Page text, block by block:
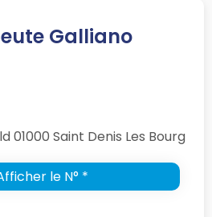
Galliano
01000 Saint Denis Les Bourg
le N° *